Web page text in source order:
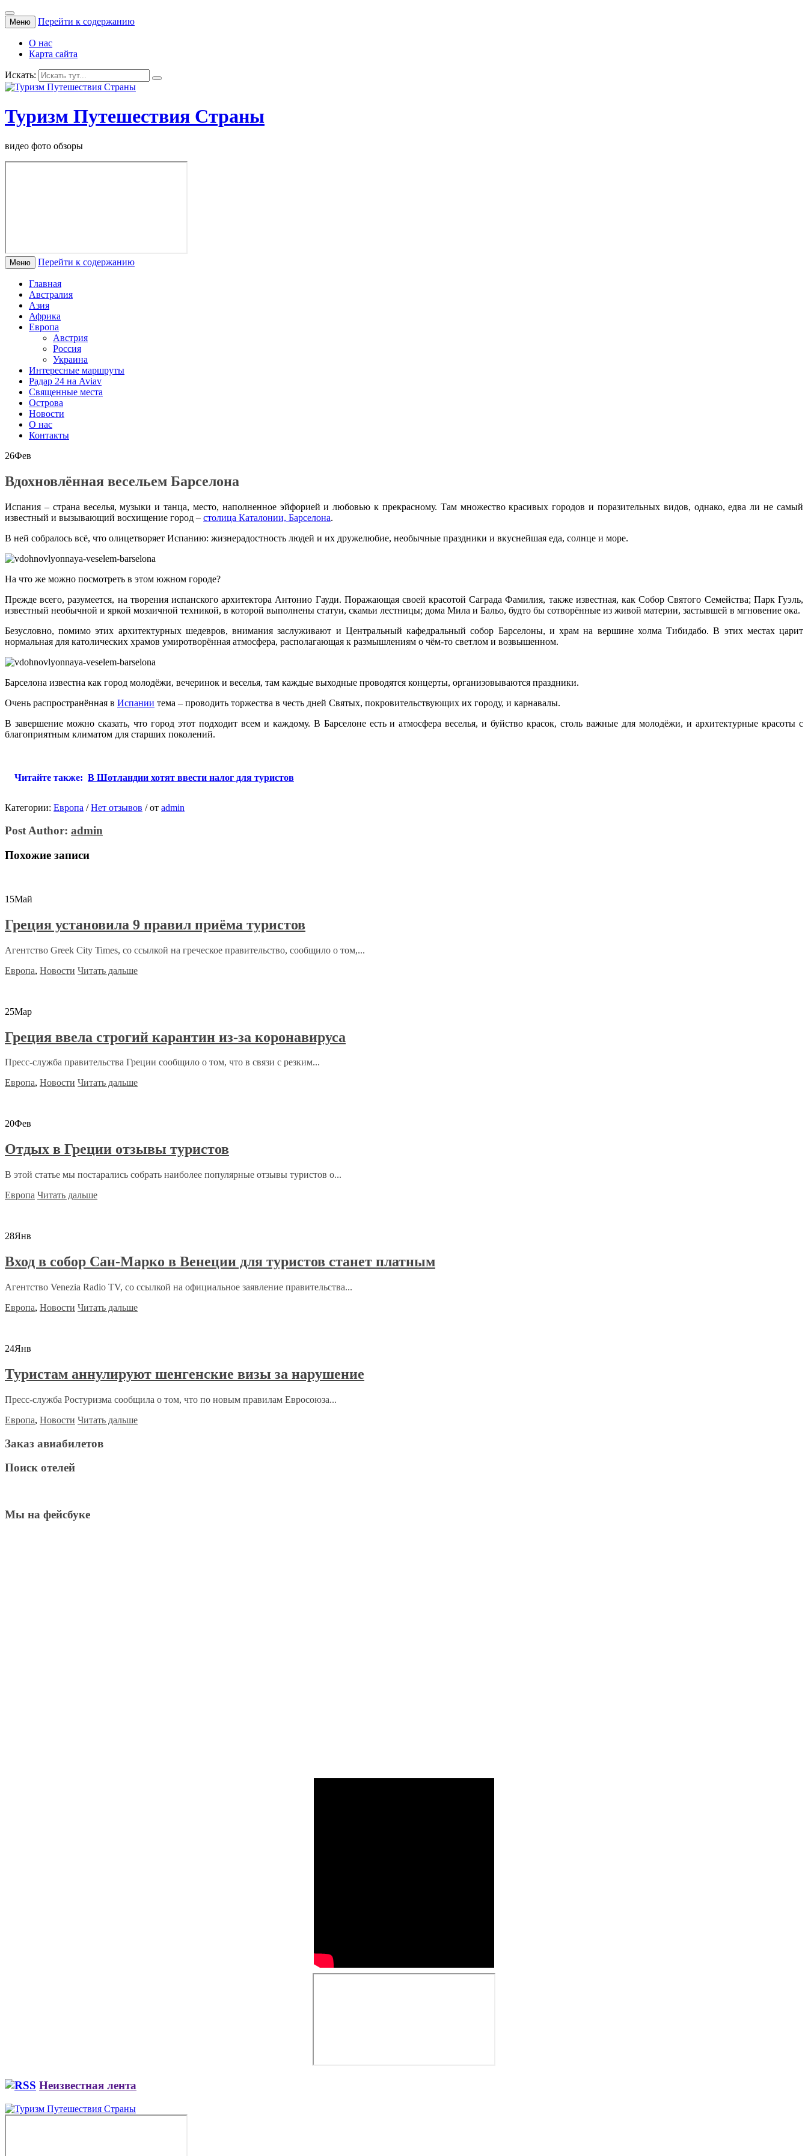
Меню Перейти к содержанию
О нас
Карта сайта
Искать:
Туризм Путешествия Страны
видео фото обзоры
Меню Перейти к содержанию
Главная
Австралия
Азия
Африка
Европа
Австрия
Россия
Украина
Интересные маршруты
Радар 24 на Aviav
Священные места
Острова
Новости
О нас
Контакты
26Фев
Вдохновлённая весельем Барселона
Испания – страна веселья, музыки и танца, место, наполненное эйфорией и любовью к прекрасному. Там множество красивых городов и поразительных видов, однако, едва ли не самый
известный и вызывающий восхищение город – столица Каталонии, Барселона.
В ней собралось всё, что олицетворяет Испанию: жизнерадостность людей и их дружелюбие, необычные праздники и вкуснейшая еда, солнце и море.
На что же можно посмотреть в этом южном городе?
Прежде всего, разумеется, на творения испанского архитектора Антонио Гауди. Поражающая своей красотой Саграда Фамилия, также известная, как Собор Святого Семейства; Парк Гуэль,
известный необычной и яркой мозаичной техникой, в которой выполнены статуи, скамьи лестницы; дома Мила и Бальо, будто бы сотворённые из живой материи, застывшей в мгновение ока.
Безусловно, помимо этих архитектурных шедевров, внимания заслуживают и Центральный кафедральный собор Барселоны, и храм на вершине холма Тибидабо. В этих местах царит
нормальная для католических храмов умиротворённая атмосфера, располагающая к размышлениям о чём-то светлом и возвышенном.
Барселона известна как город молодёжи, вечеринок и веселья, там каждые выходные проводятся концерты, организовываются праздники.
Очень распространённая в Испании тема – проводить торжества в честь дней Святых, покровительствующих их городу, и карнавалы.
В завершение можно сказать, что город этот подходит всем и каждому. В Барселоне есть и атмосфера веселья, и буйство красок, столь важные для молодёжи, и архитектурные красоты с
благоприятным климатом для старших поколений.
Читайте также: В Шотландии хотят ввести налог для туристов
Категории: Европа / Нет отзывов /от admin
Post Author: admin
Похожие записи
15Май
Греция установила 9 правил приёма туристов
Агентство Greek City Times, со ссылкой на греческое правительство, сообщило о том,...
Европа, Новости Читать дальше
25Мар
Греция ввела строгий карантин из-за коронавируса
Пресс-служба правительства Греции сообщило о том, что в связи с резким...
Европа, Новости Читать дальше
20Фев
Отдых в Греции отзывы туристов
В этой статье мы постарались собрать наиболее популярные отзывы туристов о...
Европа Читать дальше
28Янв
Вход в собор Сан-Марко в Венеции для туристов станет платным
Агентство Venezia Radio TV, со ссылкой на официальное заявление правительства...
Европа, Новости Читать дальше
24Янв
Туристам аннулируют шенгенские визы за нарушение
Пресс-служба Ростуризма сообщила о том, что по новым правилам Евросоюза...
Европа, Новости Читать дальше
Заказ авиабилетов
Поиск отелей
Мы на фейсбуке
Неизвестная лента